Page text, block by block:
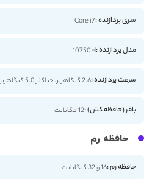
سری پردازنده :Core i7
مدل پردازنده :10750H
سرعت پردازنده :2.6 گیگاهرتز، حداکثر 5.0 گیگاهرتز
بافر (حافظه کش) :12 مگابایت
حافظه رم
حافظه رم :16 و 32 گیگابایت